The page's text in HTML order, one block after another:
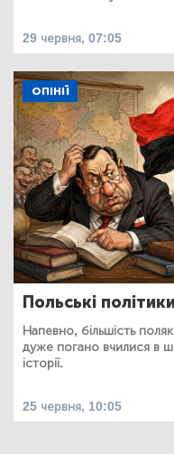
29 червня, 07:05
ОПІНІЇ
Польські
Напевно, більшість
дуже погано вчилися в
історії.
25 червня, 10:05